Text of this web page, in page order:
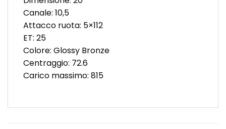
Canale: 10,5
Attacco ruota: 5×112
ET: 25
Colore: Glossy Bronze
Centraggio: 72.6
Carico massimo: 815